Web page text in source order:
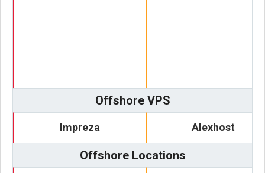
Offshore VPS
Impreza Alexhost
Offshore Locations